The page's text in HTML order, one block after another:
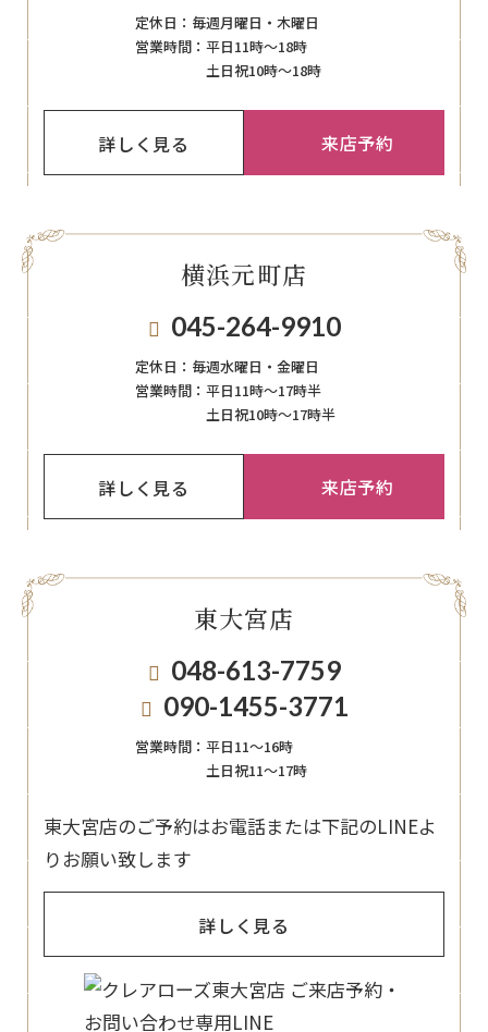
定休日： 毎週月曜日・木曜日
営業時間： 平日11時～18時
土日祝10時～18時
詳しく見る 来店予約
横浜元町店
045-264-9910
定休日： 毎週⽔曜⽇‧⾦曜⽇
営業時間： 平日11時～17時半
土日祝10時～17時半
詳しく見る 来店予約
東大宮店
048-613-7759
090-1455-3771
営業時間： 平日11〜16時
土日祝11〜17時
東大宮店のご予約はお電話または下記のLINEよ
りお願い致します
詳しく見る